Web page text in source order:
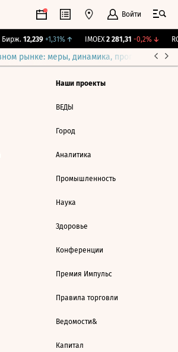
Войти
Бирж. 12,239 +1,31%↑ IMOEX 2 281,31 -0,2%↓
рынке: меры, динамика, прогнозы
Наши проекты
ВЕДЫ
Город
Аналитика
Промышленность
Наука
Здоровье
Конференции
Премия Импульс
Правила торговли
Ведомости&
Капитал